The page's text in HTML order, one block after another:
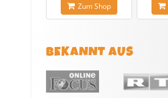
Zum Shop
BEKANNT AUS